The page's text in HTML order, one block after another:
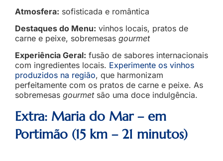
Atmosfera: sofisticada e romântica
Destaques do Menu: vinhos locais, pratos de
carne e peixe, sobremesas gourmet
Experiência Geral: fusão de sabores internacionais
com ingredientes locais. Experimente os vinhos
produzidos na região, que harmonizam
perfeitamente com os pratos de carne e peixe. As
sobremesas gourmetsão uma doce indulgência.
Extra: Maria do Mar – em
Portimão (15 km – 21 minutos)